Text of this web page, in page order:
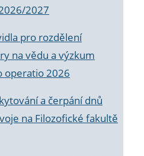
2027
pro rozdělení
na vědu a výzkum
operatio 2026
a čerpání dnů
na Filozofické fakultě